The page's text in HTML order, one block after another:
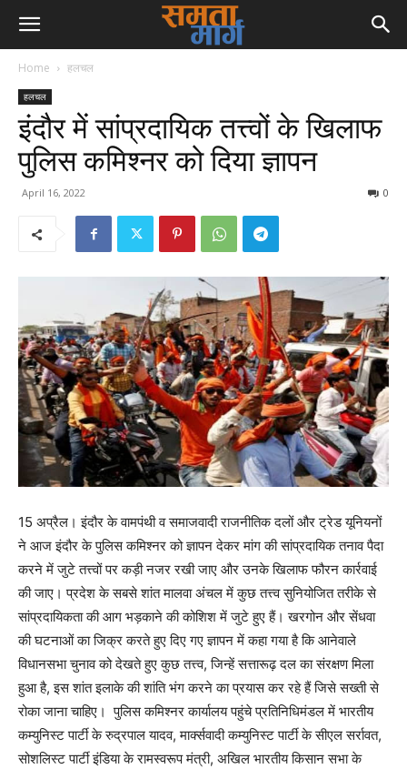
Home हलचल
हलचल
इंदौर में सांप्रदायिक तत्त्वों के खिलाफ
पुलिस कमिश्नर को दिया ज्ञापन
April 16, 2022 0
15 अप्रैल। इंदौर के वामपंथी व समाजवादी राजनीतिक दलों और ट्रेड यूनियनों
ने आज इंदौर के पुलिस कमिश्नर को ज्ञापन देकर मांग की सांप्रदायिक तनाव पैदा
करने में जुटे तत्त्वों पर कड़ी नजर रखी जाए और उनके खिलाफ फौरन कार्रवाई
की जाए। प्रदेश के सबसे शांत मालवा अंचल में कुछ तत्त्व सुनियोजित तरीके से
सांप्रदायिकता की आग भड़काने की कोशिश में जुटे हुए हैं। खरगोन और सेंधवा
की घटनाओं का जिक्र करते हुए दिए गए ज्ञापन में कहा गया है कि आनेवाले
विधानसभा चुनाव को देखते हुए कुछ तत्त्व, जिन्हें सत्तारूढ़ दल का संरक्षण मिला
हुआ है, इस शांत इलाके की शांति भंग करने का प्रयास कर रहे हैं जिसे सख्ती से
रोका जाना चाहिए। पुलिस कमिश्नर कार्यालय पहुंचे प्रतिनिधिमंडल में भारतीय
कम्युनिस्ट पार्टी के रुद्रपाल यादव, मार्क्सवादी कम्युनिस्ट पार्टी के सीएल सर्रावत,
सोशलिस्ट पार्टी इंडिया के रामस्वरूप मंत्री, अखिल भारतीय किसान सभा के